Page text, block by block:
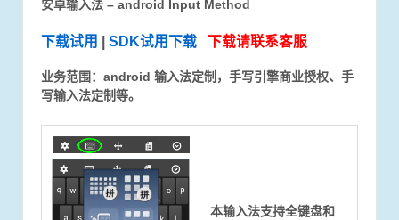
安卓输入法 – android Input Method
下载试用 SDK试用下载 下载请联系客服
业务范围：android 输入法定制，手写引擎商业授权、手
写输入法定制等。
本输入法支持全键盘和